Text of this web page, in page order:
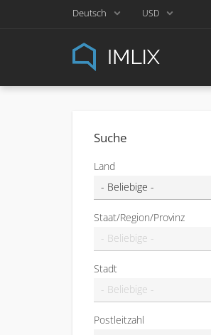
Deutsch USD
Suche
Land
Staat/Region/Provinz
Stadt
Postleitzahl